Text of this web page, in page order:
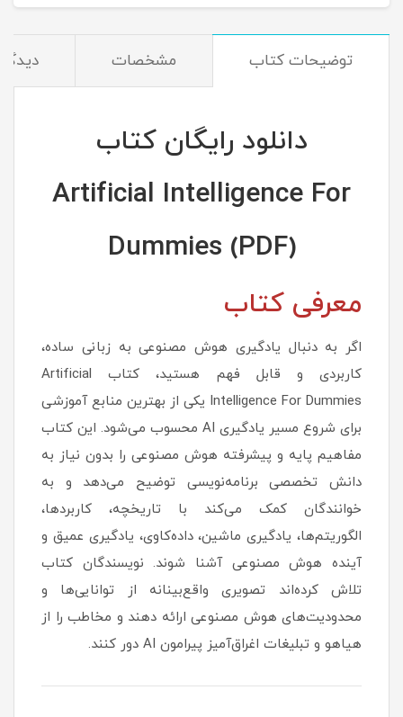
توضیحات کتاب مشخصات
دانلود رایگان کتاب
Artificial Intelligence For
Dummies (PDF)
معرفی کتاب
اگر به دنبال یادگیری هوش مصنوعی به زبانی ساده،
کاربردی و قابل فهم هستید، کتاب Artificial
Intelligence For Dummies یکی از بهترین منابع آموزشی
برای شروع مسیر یادگیری AI محسوب می‌شود. این کتاب
مفاهیم پایه و پیشرفته هوش مصنوعی را بدون نیاز به
دانش تخصصی برنامه‌نویسی توضیح می‌دهد و به
خوانندگان کمک می‌کند با تاریخچه، کاربردها،
الگوریتم‌ها، یادگیری ماشین، داده‌کاوی، یادگیری عمیق و
آینده هوش مصنوعی آشنا شوند. نویسندگان کتاب
تلاش کرده‌اند تصویری واقع‌بینانه از توانایی‌ها و
محدودیت‌های هوش مصنوعی ارائه دهند و مخاطب را از
هیاهو و تبلیغات اغراق‌آمیز پیرامون AI دور کنند.